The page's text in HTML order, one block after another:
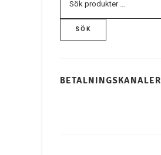
SÖK
BETALNINGSKANALER